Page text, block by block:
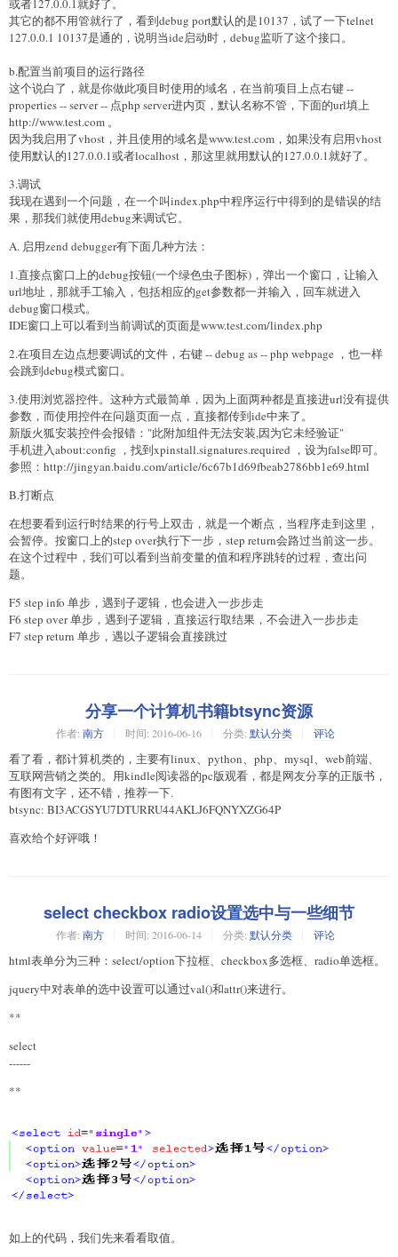
或者127.0.0.1就好了。
其它的都不用管就行了，看到debug port默认的是10137，试了一下telnet
127.0.0.1 10137是通的，说明当ide启动时，debug监听了这个接口。
b.配置当前项目的运行路径
这个说白了，就是你做此项目时使用的域名，在当前项目上点右键 --
properties -- server -- 点php server进内页，默认名称不管，下面的url填上
http://www.test.com 。
因为我启用了vhost，并且使用的域名是www.test.com，如果没有启用vhost
使用默认的127.0.0.1或者localhost，那这里就用默认的127.0.0.1就好了。
3.调试
我现在遇到一个问题，在一个叫index.php中程序运行中得到的是错误的结
果，那我们就使用debug来调试它。
A. 启用zend debugger有下面几种方法：
1.直接点窗口上的debug按钮(一个绿色虫子图标)，弹出一个窗口，让输入
url地址，那就手工输入，包括相应的get参数都一并输入，回车就进入
debug窗口模式。
IDE窗口上可以看到当前调试的页面是www.test.com/lindex.php
2.在项目左边点想要调试的文件，右键 -- debug as -- php webpage ，也一样
会跳到debug模式窗口。
3.使用浏览器控件。这种方式最简单，因为上面两种都是直接进url没有提供
参数，而使用控件在问题页面一点，直接都传到ide中来了。
新版火狐安装控件会报错："此附加组件无法安装,因为它未经验证"
手机进入about:config ，找到xpinstall.signatures.required ，设为false即可。
参照：http://jingyan.baidu.com/article/6c67b1d69fbeab2786bb1e69.html
B.打断点
在想要看到运行时结果的行号上双击，就是一个断点，当程序走到这里，
会暂停。按窗口上的step over执行下一步，step return会路过当前这一步。
在这个过程中，我们可以看到当前变量的值和程序跳转的过程，查出问
题。
F5 step info 单步，遇到子逻辑，也会进入一步步走
F6 step over 单步，遇到子逻辑，直接运行取结果，不会进入一步步走
F7 step return 单步，遇以子逻辑会直接跳过
分享一个计算机书籍btsync资源
作者: 南方 时间: 2016-06-16 分类: 默认分类 评论
看了看，都计算机类的，主要有linux、python、php、mysql、web前端、
互联网营销之类的。用kindle阅读器的pc版观看，都是网友分享的正版书，
有图有文字，还不错，推荐一下.
btsync: BI3ACGSYU7DTURRU44AKLJ6FQNYXZG64P
喜欢给个好评哦！
select checkbox radio设置选中与一些细节
作者: 南方 时间: 2016-06-14 分类: 默认分类 评论
html表单分为三种：select/option下拉框、checkbox多选框、radio单选框。
jquery中对表单的选中设置可以通过val()和attr()来进行。
**
select
------
**
如上的代码，我们先来看看取值。